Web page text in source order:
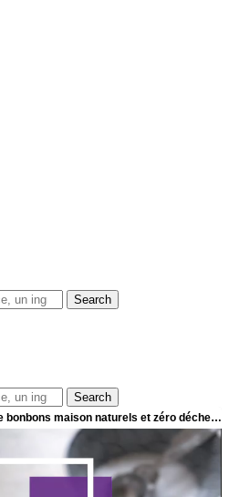
Search
Search